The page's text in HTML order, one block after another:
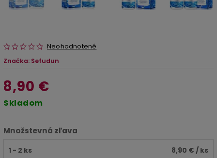
Neohodnotené
Značka: Sefudun
8,90 €
Skladom
Množstevná zľava
1 - 2 ks 8,90 € / ks